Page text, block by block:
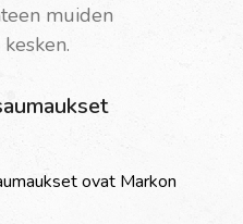
muiden
ovat Markon